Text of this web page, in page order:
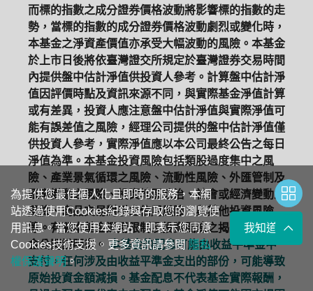
而標的指數之成分證券價格波動將影響標的指數的走
勢，當標的指數的成分證券價格波動劇烈或變化時，
本基金之淨資產價值亦承受大幅波動的風險。本基金
於上市日後將依臺灣證交所規定於臺灣證券交易時間
內提供盤中估計淨值供投資人參考。計算盤中估計淨
值因評價時點及資訊來源不同，與實際基金淨值計算
或有差異，投資人應注意盤中估計淨值與實際淨值可
能有誤差值之風險，經理公司提供的盤中估計淨值僅
供投資人參考，實際淨值應以本公司最終公告之每日
淨值為準。本基金投資風險包括類股過度集中之風
險、產業景氣循環之風險、流動性風險、外匯管制及
匯率變動之風險、投資地區政治、社會或經濟變動之
風險、商品交易對手之信用風險、與其他投資風險
等。有關本基金運用限制及投資風險之揭露請詳見基
金公開說明書。 本基金的配息可能由收益平準金中
支付，任何涉及由收益平準金支出的部份，可能導致
原始投資金額減損。基金配息不代表基金實際報酬，
為提供您最佳個人化且即時的服務，本網
站透過使用Cookies紀錄與存取您的瀏覽使
用訊息。當您使用本網站，即表示您同意
Cookies技術支援。更多資訊請參閱隱私
權保護聲明。
我知道了